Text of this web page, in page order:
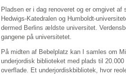
Pladsen er i dag renoveret og er omgivet
Hedwigs-Katedralen og Humboldt-
dermed Berlins ældste universitet.
gangene på universitetet.
På midten af Bebelplatz kan I samles om
underjordisk biblioteket med plads til
overflade. Et underjordiskbibliotek, hvor